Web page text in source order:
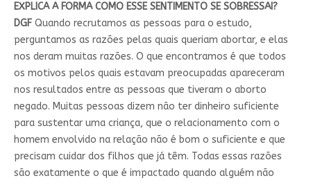
EXPLICA A FORMA COMO ESSE SENTIMENTO SE SOBRESSAI?
DGF Quando recrutamos as pessoas para o estudo,
perguntamos as razões pelas quais queriam abortar, e elas
nos deram muitas razões. O que encontramos é que todos
os motivos pelos quais estavam preocupadas apareceram
nos resultados entre as pessoas que tiveram o aborto
negado. Muitas pessoas dizem não ter dinheiro suficiente
para sustentar uma criança, que o relacionamento com o
homem envolvido na relação não é bom o suficiente e que
precisam cuidar dos filhos que já têm. Todas essas razões
são exatamente o que é impactado quando alguém não